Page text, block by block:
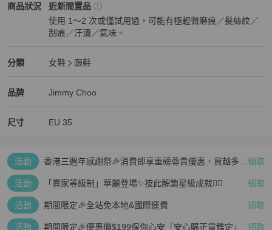
商品狀況
Jimmy Choo女鞋商品狀態與細節
近新閒置品
使用 1～2 次或僅試用過，可能有極輕微磨痕／髮絲紋／
刮痕／汙漬／氣味。
分類
Jimmy Choo女鞋 分類資訊
女鞋
跟鞋
品牌
Jimmy Choo精品女鞋品牌介紹
Jimmy Choo
Jimmy Choo推薦清單
尺寸 EU 35
活動
香港三週年感謝祭🎉消費即享重磅尊貴優惠，買越多、 領取
活動 「賣家等級制」華麗登場✨按此解鎖星級成就👆🏻 領取
活動 期間限定🎉全站免本地&國際運費 領取
活動 期間限定🎉優惠價$199保你心安「安心購正貨鑑定」 領取